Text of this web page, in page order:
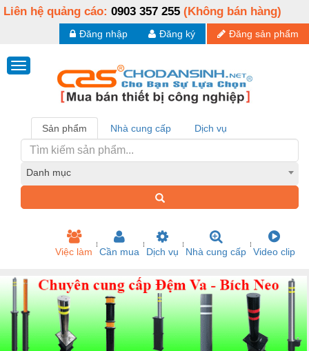
Liên hệ quảng cáo: 0903 357 255 (Không bán hàng)
Đăng sản phẩm
Đăng ký
Đăng nhập
Sản phẩm Nhà cung cấp Dịch vụ
Danh mục
Việc làm Cần mua Dịch vụ Nhà cung cấp Video clip